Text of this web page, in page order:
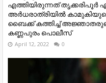
എത്തിയിരുന്നത് തൃക്കരിപൂർ
അർധരാത്രിയിൽ കാമുകിയുടെ
ബൈക്ക് കത്തിച്ച്
കണ്ണപുരം പൊലീസ്
April 12, 2022 0